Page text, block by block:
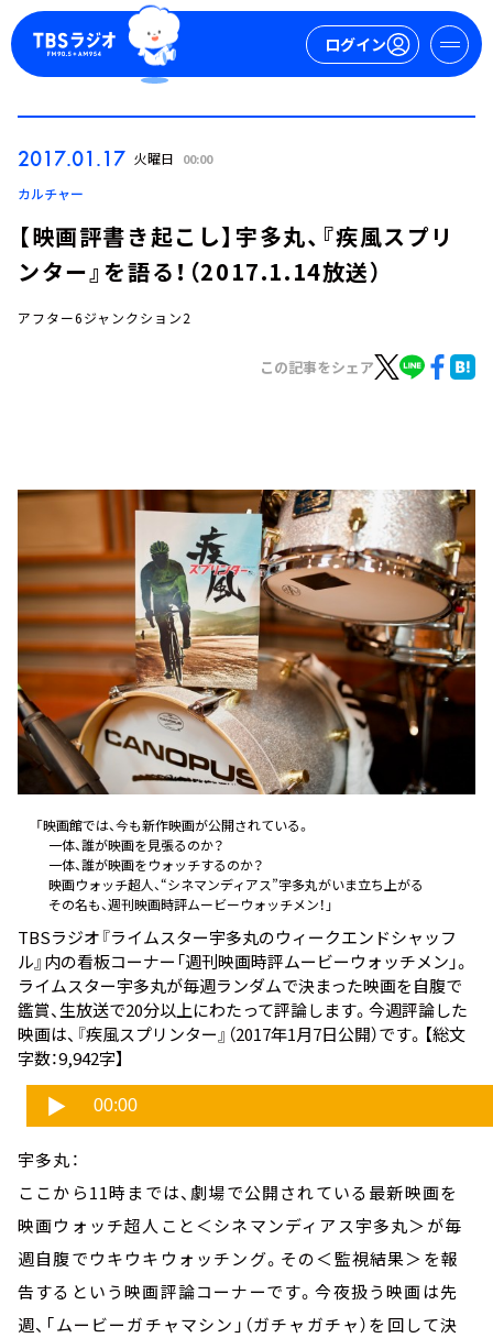
ログイン
お知らせ
イベント・グッズ
YouTube
会社情報
2017.01.17 火曜日 00:00
カルチャー
【映画評書き起こし】宇多丸、『疾風スプリ
ンター』を語る！（2017.1.14放送）
アフター6ジャンクション2
この記事をシェア
「映画館では、今も新作映画が公開されている。
一体、誰が映画を見張るのか？
一体、誰が映画をウォッチするのか？
映画ウォッチ超人、“シネマンディアス”宇多丸がいま立ち上がる――
その名も、週刊映画時評ムービーウォッチメン！」
TBSラジオ『ライムスター宇多丸のウィークエンドシャッフ
ル』内の看板コーナー「週刊映画時評ムービーウォッチメン」。
ライムスター宇多丸が毎週ランダムで決まった映画を自腹で
鑑賞、生放送で20分以上にわたって評論します。今週評論した
映画は、 『疾風スプリンター』 （2017年1月7日公開）です。【総文
字数：9,942字】
宇多丸：
ここから11時までは、劇場で公開されている最新映画を
映画ウォッチ超人こと＜シネマンディアス宇多丸＞が毎
週自腹でウキウキウォッチング。その＜監視結果＞を報
告するという映画評論コーナーです。今夜扱う映画は先
週、「ムービーガチャマシン」（ガチャガチャ）を回して決